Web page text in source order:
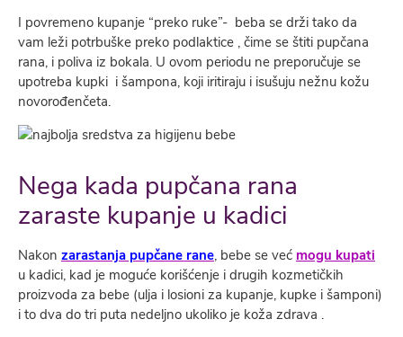
I povremeno kupanje “preko ruke”- beba se drži tako da
vam leži potrbuške preko podlaktice , čime se štiti pupčana
rana, i poliva iz bokala. U ovom periodu ne preporučuje se
upotreba kupki i šampona, koji iritiraju i isušuju nežnu kožu
novorođenčeta.
Nega kada pupčana rana
zaraste kupanje u kadici
Nakon zarastanja pupčane rane, bebe se već mogu kupati
u kadici, kad je moguće korišćenje i drugih kozmetičkih
proizvoda za bebe (ulja i losioni za kupanje, kupke i šamponi)
i to dva do tri puta nedeljno ukoliko je koža zdrava .